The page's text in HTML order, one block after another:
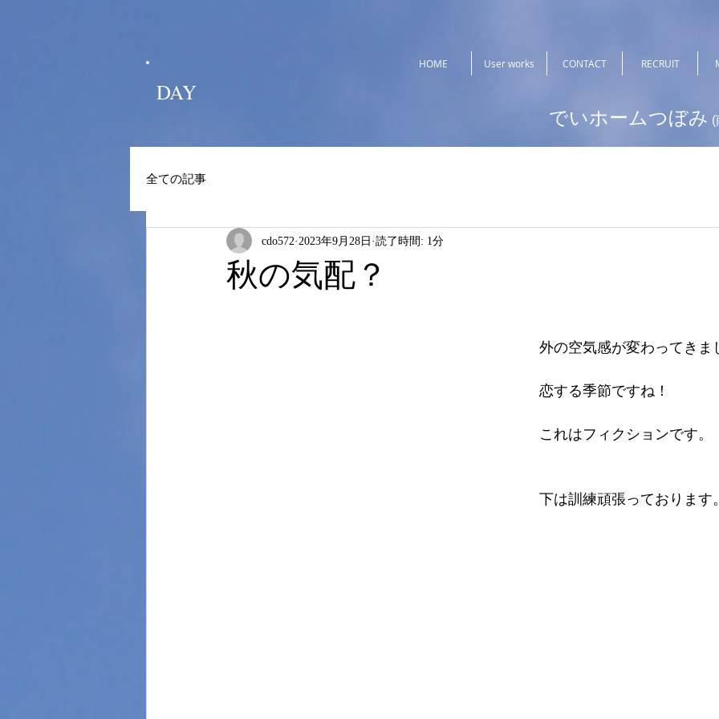
HOME User works CONTACT RECRUIT
でいホームつぼみ (
DAY
全ての記事
秋の気配？
cdo572 2023年9月28日 読了時間: 1分
外の空気感が変わってきま
恋する季節ですね！
これはフィクションです。
下は訓練頑張っております